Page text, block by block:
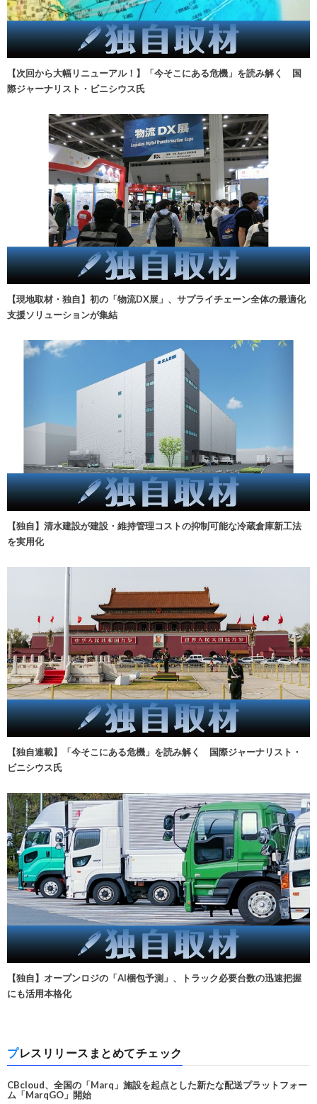
【次回から大幅リニューアル！】「今そこにある危機」を読み解く 国
際ジャーナリスト・ビニシウス氏
【現地取材・独自】初の「物流DX展」、サプライチェーン全体の最適化
支援ソリューションが集結
【独自】清水建設が建設・維持管理コストの抑制可能な冷蔵倉庫新工法
を実用化
【独自連載】「今そこにある危機」を読み解く 国際ジャーナリスト・
ビニシウス氏
【独自】オープンロジの「AI梱包予測」、トラック必要台数の迅速把握
にも活用本格化
プレスリリースまとめてチェック
CBcloud、全国の「Marq」施設を起点とした新たな配送プラットフォー
ム「MarqGO」開始